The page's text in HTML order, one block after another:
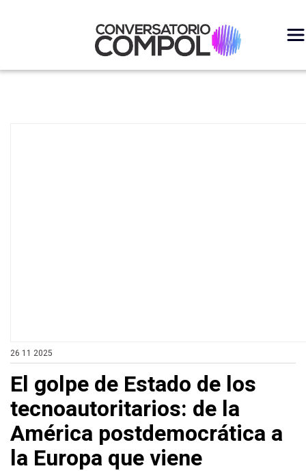
26 11 2025
El golpe de Estado de los
tecnoautoritarios: de la
América postdemocrática a
la Europa que viene